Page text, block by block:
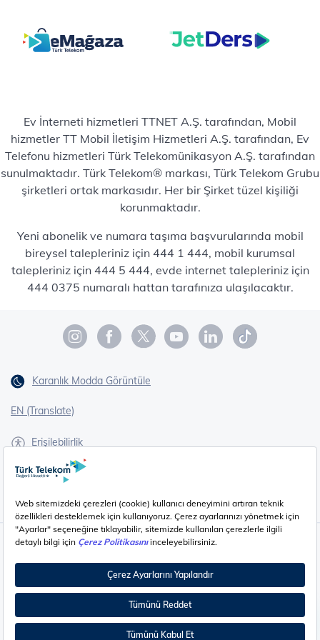
Ev İnterneti hizmetleri TTNET A.Ş. tarafından, Mobil
hizmetler TT Mobil İletişim Hizmetleri A.Ş. tarafından, Ev
Telefonu hizmetleri Türk Telekomünikasyon A.Ş. tarafından
sunulmaktadır. Türk Telekom® markası, Türk Telekom Grubu
şirketleri ortak markasıdır. Her bir Şirket tüzel kişiliği
korunmaktadır.
Yeni abonelik ve numara taşıma başvurularında mobil
bireysel talepleriniz için 444 1 444, mobil kurumsal
talepleriniz için 444 5 444, evde internet talepleriniz için
444 0375 numaralı hattan tarafınıza ulaşılacaktır.
Karanlık Modda Görüntüle
EN (Translate)
Erişilebilirlik
İşaret Dili Çevirisi
Çerez Ayarları